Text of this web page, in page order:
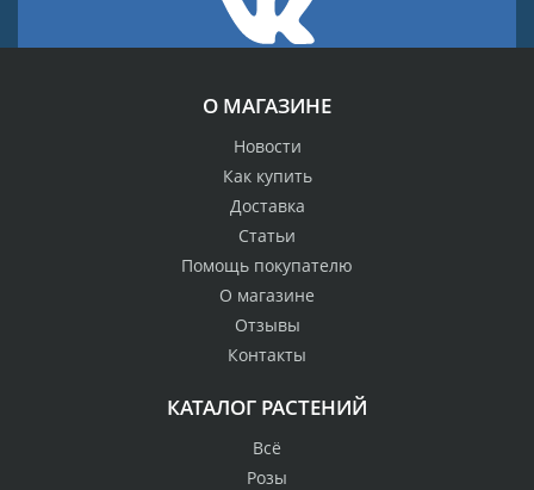
О МАГАЗИНЕ
Новости
Как купить
Доставка
Статьи
Помощь покупателю
О магазине
Отзывы
Контакты
КАТАЛОГ РАСТЕНИЙ
Всё
Розы